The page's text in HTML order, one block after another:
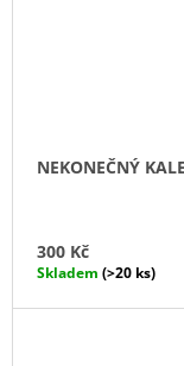
NEKONEČNÝ
300 Kč
Skladem (>20 ks)